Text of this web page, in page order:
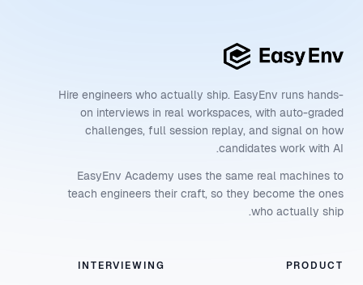
Hire engineers who actually ship. EasyEnv runs hands-
on interviews in real workspaces, with auto-graded
challenges, full session replay, and signal on how
candidates work with AI.
EasyEnv Academy uses the same real machines to
teach engineers their craft, so they become the ones
who actually ship.
PRODUCT
INTERVIEWING